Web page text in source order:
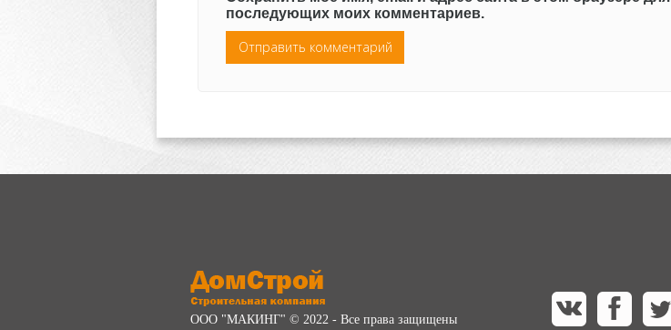
последующих моих комментариев.
ООО "МАКИНГ" © 2022 - Все права защищены